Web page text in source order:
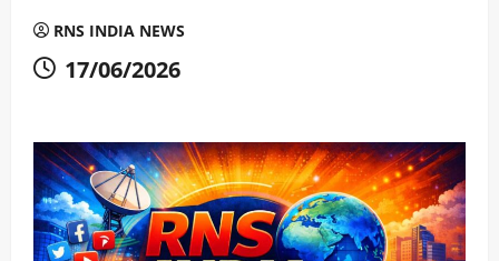
RNS INDIA NEWS
17/06/2026